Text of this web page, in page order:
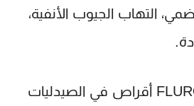
التهاب الجيوب الأنفية،
يتوفر FLUROFLOX 400 أقراص في الصيدليات